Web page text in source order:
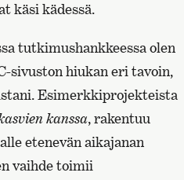
käsi kädessä.
tutkimushankkeessa olen
sivuston hiukan eri tavoin,
Esimerkkiprojekteista
kanssa, rakentuu
etenevän aikajanan
vaihde toimii